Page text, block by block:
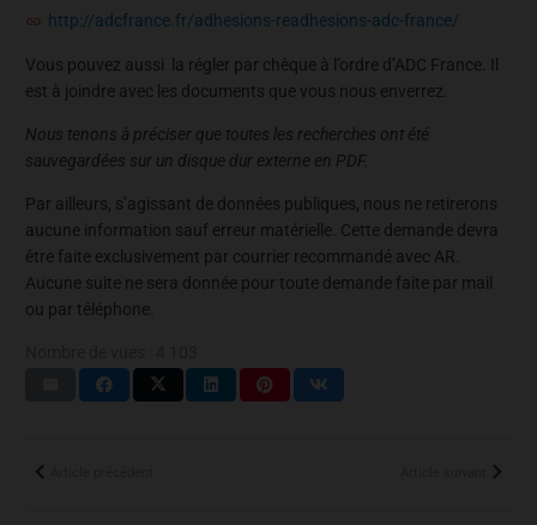
http://adcfrance.fr/adhesions-readhesions-adc-france/
Vous pouvez aussi la régler par chèque à l’ordre d’ADC France. Il
est à joindre avec les documents que vous nous enverrez.
Nous tenons à préciser que toutes les recherches ont été
sauvegardées sur un disque dur externe en PDF.
Par ailleurs, s’agissant de données publiques, nous ne retirerons
aucune information sauf erreur matérielle. Cette demande devra
être faite exclusivement par courrier recommandé avec AR.
Aucune suite ne sera donnée pour toute demande faite par mail
ou par téléphone.